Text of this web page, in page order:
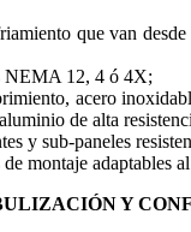
que van
NEMA 12, 4 ó 4X;
acero
de alta
y sub-paneles
montaje adaptables
Y